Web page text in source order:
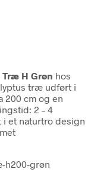
H Grøn hos
træ udført i
200 cm og en
2 – 4
et naturtro design
h200-grøn